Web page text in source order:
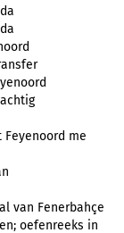
me
van Fenerbahçe
oefenreeks in